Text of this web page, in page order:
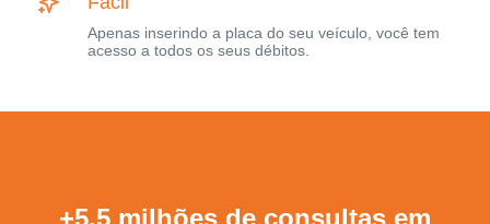
Apenas inserindo a placa do seu veículo, você tem
acesso a todos os seus débitos.